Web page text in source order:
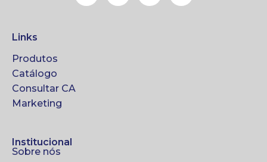
Links
Produtos
Catálogo
Consultar CA
Marketing
Institucional
Sobre nós